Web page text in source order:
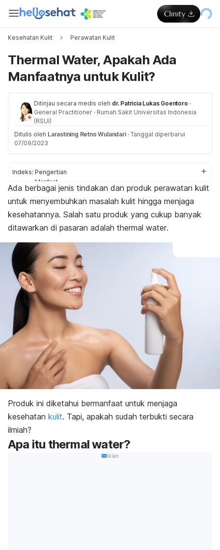
Kesehatan Kulit Perawatan Kulit
Thermal Water, Apakah Ada
Manfaatnya untuk Kulit?
Ditinjau secara medis oleh dr. Patricia Lukas Goentoro ·
General Practitioner · Rumah Sakit Universitas Indonesia
(RSUI)
Ditulis oleh Larastining Retno Wulandari · Tanggal diperbarui
07/09/2023
Indeks: Pengertian
Manfaat
Cara menggunakan thermal water
Ada berbagai jenis tindakan dan produk perawatan kulit
untuk menyembuhkan masalah kulit hingga menjaga
kesehatannya. Salah satu produk yang cukup banyak
ditawarkan di pasaran adalah thermal water.
Produk ini diketahui bermanfaat untuk menjaga
kesehatan kulit. Tapi, apakah sudah terbukti secara
ilmiah?
Apa itu thermal water?
Iklan